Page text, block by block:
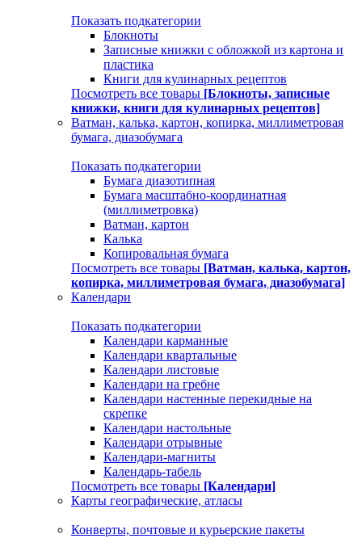
Показать подкатегории
Блокноты
Записные книжки с обложкой из картона и
пластика
Книги для кулинарных рецептов
Посмотреть все товары [Блокноты, записные
книжки, книги для кулинарных рецептов]
Ватман, калька, картон, копирка, миллиметровая
бумага, диазобумага
Показать подкатегории
Бумага диазотипная
Бумага масштабно-координатная
(миллиметровка)
Ватман, картон
Калька
Копировальная бумага
Посмотреть все товары [Ватман, калька, картон,
копирка, миллиметровая бумага, диазобумага]
Календари
Показать подкатегории
Календари карманные
Календари квартальные
Календари листовые
Календари на гребне
Календари настенные перекидные на
скрепке
Календари настольные
Календари отрывные
Календари-магниты
Календарь-табель
Посмотреть все товары [Календари]
Карты географические, атласы
Конверты, почтовые и курьерские пакеты